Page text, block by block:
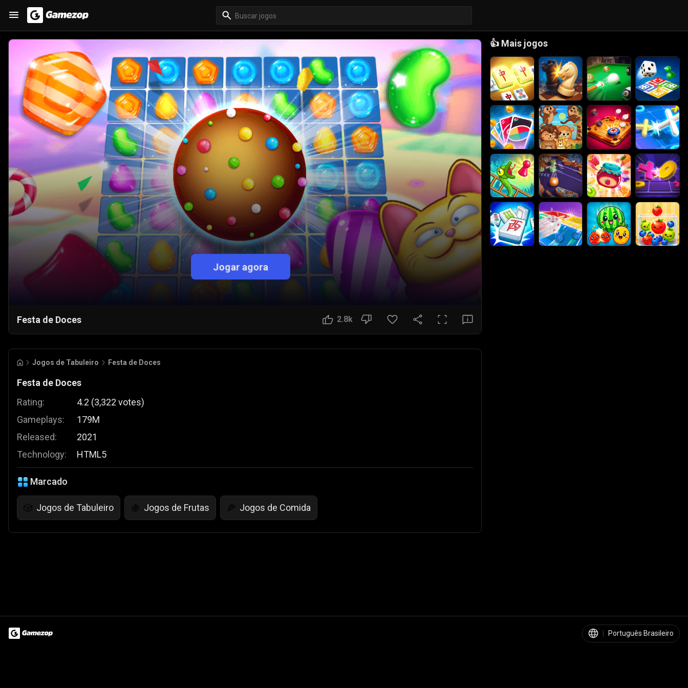
Jogar agora
Festa de Doces 2.8k
Jogos de Tabuleiro Festa de Doces
Festa de Doces
Rating:
Gameplays:
Released:
Technology:
4.2 (3,322 votes)
179M
2021
HTML5
Marcado
🎲 Jogos de Tabuleiro 🍇 Jogos de Frutas 🍕 Jogos de Comida
👍 Mais jogos
| Português Brasileiro